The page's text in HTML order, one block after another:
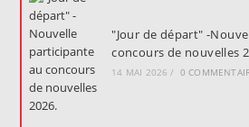
"Jour de départ" -
concours de nouvelles
14 MAI 2026 / 0